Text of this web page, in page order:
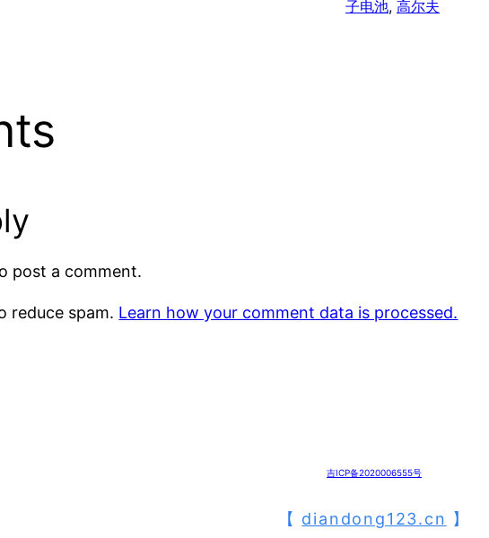
子电池, 高尔夫
post a comment.
reduce spam. Learn how your comment data is processed.
吉ICP备2020006555号
【 diandong123.cn 】